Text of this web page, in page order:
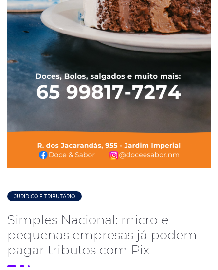
JURÍDICO E TRIBUTÁRIO
Simples Nacional: micro e
pequenas empresas já podem
pagar tributos com Pix